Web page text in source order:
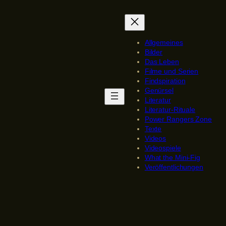
Allgemeines
Bilder
Das Leben
Filme und Serien
Findspiration
Genürsel
Literatur
Literatur-Rituale
Power Rangers Zone
Texte
Videos
Videospiele
What the Mini-Fig
Veröffentlichungen